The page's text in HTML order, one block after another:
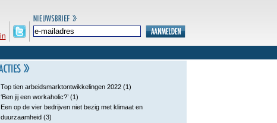
Top tien arbeidsmarktontwikkelingen 2022 (1)
‘Ben jij een workaholic?’ (1)
Een op de vier bedrijven niet bezig met klimaat en
duurzaamheid (3)